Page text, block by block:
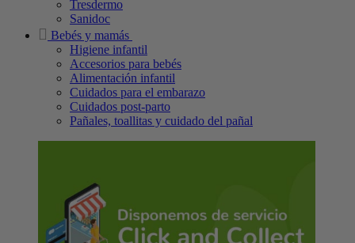
Tresdermo
Sanidoc
Bebés y mamás
Higiene infantil
Accesorios para bebés
Alimentación infantil
Cuidados para el embarazo
Cuidados post-parto
Pañales, toallitas y cuidado del pañal